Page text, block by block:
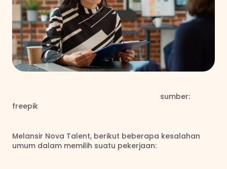
freepik
Melansir Nova Talent, berikut beberapa kesalahan
umum dalam memilih suatu pekerjaan: